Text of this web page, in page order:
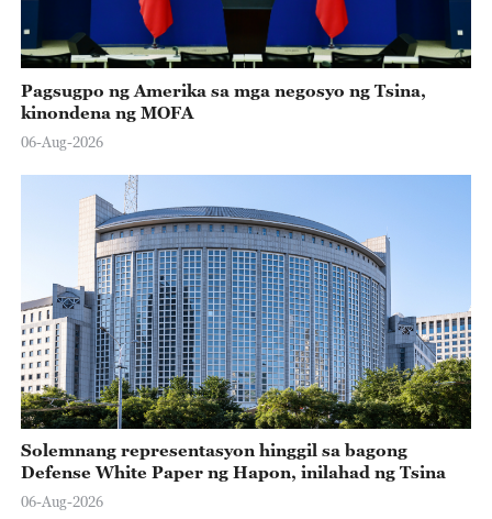
Pagsugpo ng Amerika sa mga negosyo ng Tsina,
kinondena ng MOFA
06-Aug-2026
Solemnang representasyon hinggil sa bagong
Defense White Paper ng Hapon, inilahad ng Tsina
06-Aug-2026